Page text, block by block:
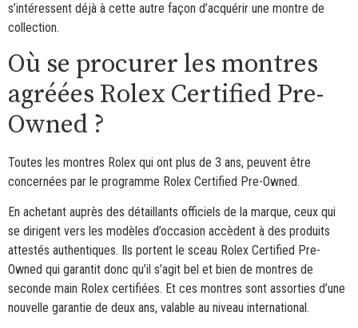
s’intéressent déjà à cette autre façon d’acquérir une montre de
collection.
Où se procurer les montres
agréées Rolex Certified Pre-
Owned ?
Toutes les montres Rolex qui ont plus de 3 ans, peuvent être
concernées par le programme Rolex Certified Pre-Owned.
En achetant auprès des détaillants officiels de la marque, ceux qui
se dirigent vers les modèles d’occasion accèdent à des produits
attestés authentiques. Ils portent le sceau Rolex Certified Pre-
Owned qui garantit donc qu’il s’agit bel et bien de montres de
seconde main Rolex certifiées. Et ces montres sont assorties d’une
nouvelle garantie de deux ans, valable au niveau international.